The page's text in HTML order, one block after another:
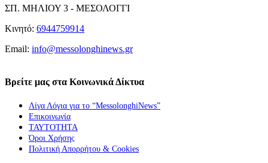
ΣΠ. ΜΗΛΙΟΥ 3 - ΜΕΣΟΛΟΓΓΙ
Κινητό: 6944759914
Email: info@messolonghinews.gr
Βρείτε μας στα Κοινωνικά Δίκτυα
Λίγα Λόγια για το “MessolonghiNews”
Επικοινωνία
ΤΑΥΤΟΤΗΤΑ
Όροι Χρήσης
Πολιτική Απορρήτου & Cookies